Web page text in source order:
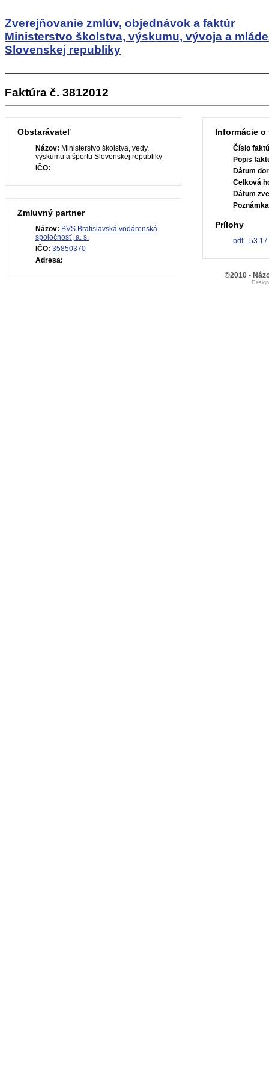
Zverejňovanie zmlúv, objednávok a faktúr
Ministerstvo školstva, výskumu, vývoja a
Slovenskej republiky
Faktúra č. 3812012
Obstarávateľ
Názov: Ministerstvo školstva, vedy,
výskumu a športu Slovenskej republiky
IČO:
Zmluvný partner
Názov: BVS Bratislavská vodárenská
spoločnosť, a. s.
IČO: 35850370
Adresa:
Informácie o
Číslo
Popis
Dátum
Celková
Dátum
Prílohy
pdf - 53.17
©2010 -